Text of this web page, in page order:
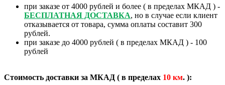
при заказе от 4000 рублей и более ( в пределах МКАД ) -
БЕСПЛАТНАЯ ДОСТАВКА, но в случае если клиент
отказывается от товара, сумма оплаты составит 300
рублей.
при заказе до 4000 рублей ( в пределах МКАД ) - 100
рублей
Стоимость доставки за МКАД ( в пределах 10 км. ):